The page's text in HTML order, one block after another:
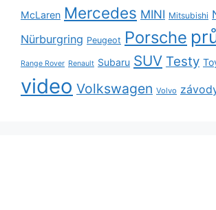
McLaren Mercedes MINI Mitsubishi
Nürburgring Peugeot Porsche
Range Rover Renault Subaru SUV Testy
video Volkswagen Volvo